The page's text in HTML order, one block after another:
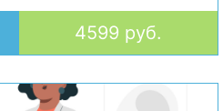
4599 руб.